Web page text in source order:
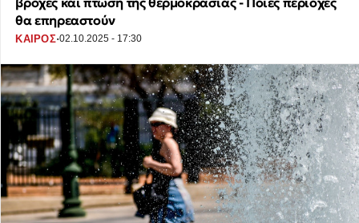
θα επηρεαστούν
ΚΑΙΡΟΣ·02.10.2025 - 17:30